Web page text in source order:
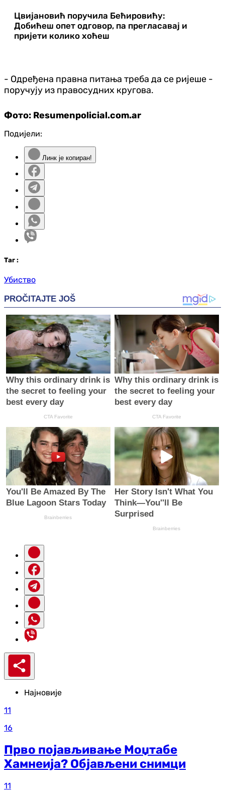
Цвијановић поручила Бећировићу:
Добићеш опет одговор, па прегласавај и
пријети колико хоћеш
- Одређена правна питања треба да се ријеше -
поручују из правосудних кругова.
Фото: Resumenpolicial.com.ar
Подијели:
Линк је копиран!
Таг :
Убиство
Најновије
11
16
Прво појављивање Моџтабе
Хамнеија? Објављени снимци
11